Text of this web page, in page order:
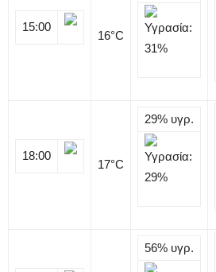
15:00
16°C
18:00
17°C
29% υγρ.
56% υγρ.